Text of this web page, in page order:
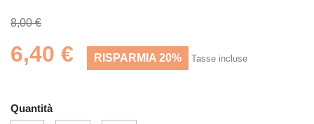
8,00 €
6,40 € RISPARMIA 20% Tasse incluse
Quantità